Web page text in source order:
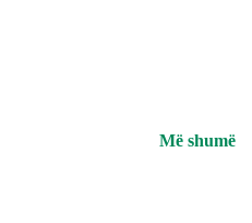
Më shumë